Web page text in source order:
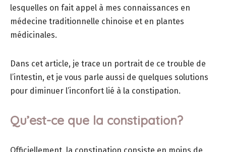
lesquelles on fait appel à mes connaissances en
médecine traditionnelle chinoise et en plantes
médicinales.
Dans cet article, je trace un portrait de ce trouble de
l’intestin, et je vous parle aussi de quelques solutions
pour diminuer l’inconfort lié à la constipation.
Qu’est-ce que la constipation?